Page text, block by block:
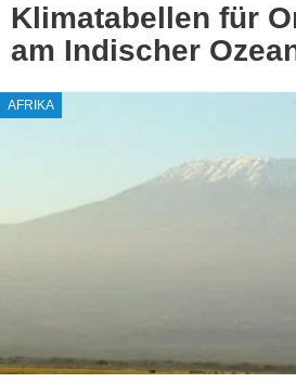
Klimatabellen für
am Indischer
AFRIKA